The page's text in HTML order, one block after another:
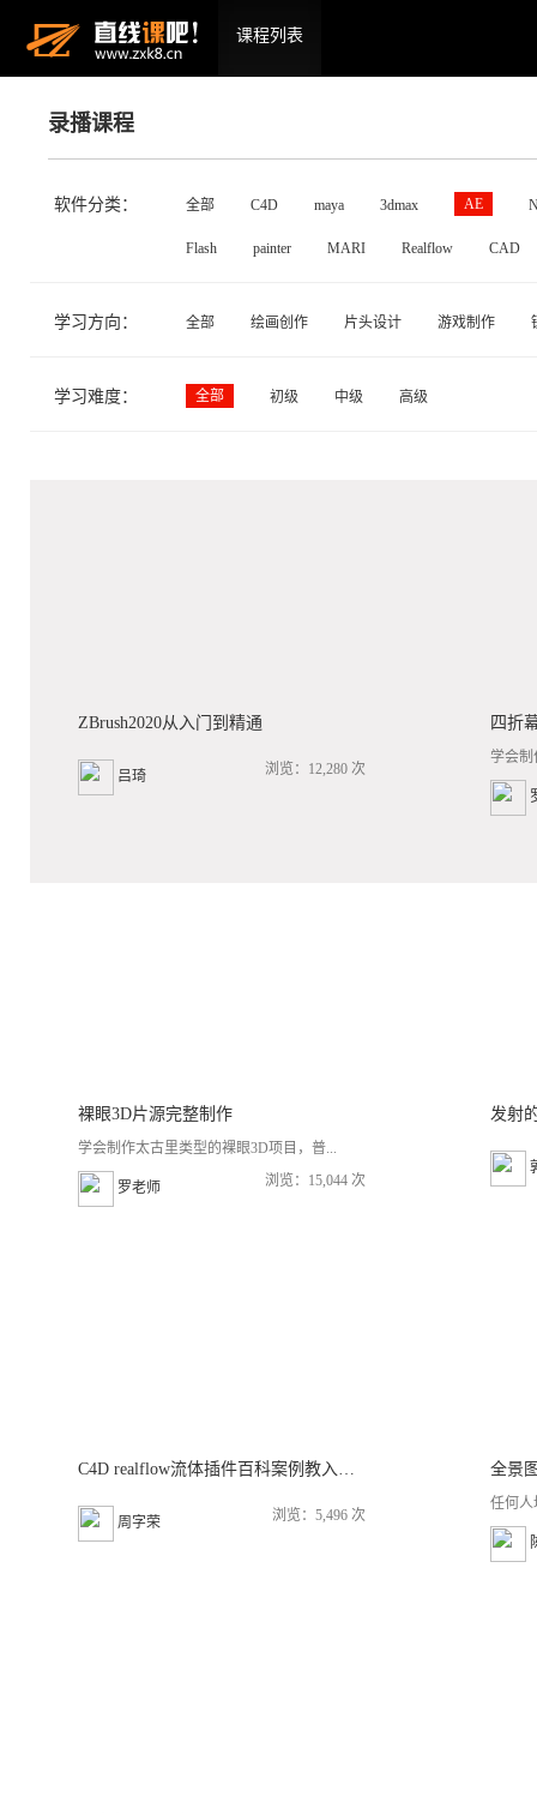
课程列表
录播课程
软件分类： 全部 C4D maya 3dmax AE
Flash painter MARI Realflow CAD
学习方向： 全部 绘画创作 片头设计 游戏制作
学习难度： 全部 初级 中级 高级
ZBrush2020从入门到精通
吕琦 浏览：12,280 次
四折
学会制
裸眼3D片源完整制作
学会制作太古里类型的裸眼3D项目，普...
罗老师 浏览：15,044 次
发射
C4D realflow流体插件百科案例教入门到案例进阶已更新104课 不定期更新
周字荣 浏览：5,496 次
任何人